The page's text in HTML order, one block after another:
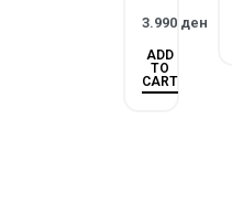
3.990 ден
ADD
TO
CART